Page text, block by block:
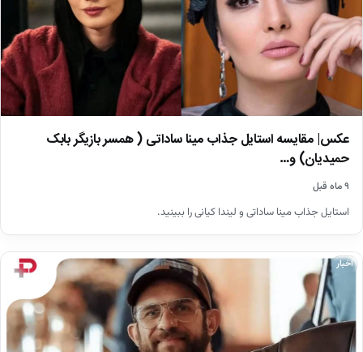
عکس| مقایسه استایل جذاب مینا ساداتی ( همسر بازیگر بابک
حمیدیان) و…
۹ ماه قبل
استایل جذاب مینا ساداتی و لیندا کیانی را ببینید.
اخبار